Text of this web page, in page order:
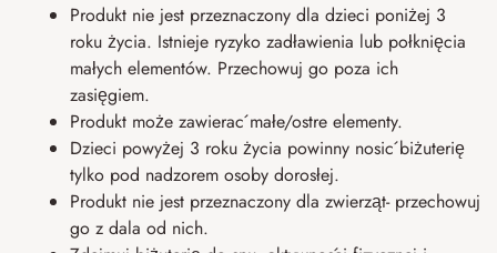
Produkt nie jest przeznaczony dla dzieci poniżej 3
roku życia. Istnieje ryzyko zadławienia lub połknięcia
małych elementów. Przechowuj go poza ich
zasięgiem.
Produkt może zawierać małe/ostre elementy.
Dzieci powyżej 3 roku życia powinny nosić biżuterię
tylko pod nadzorem osoby dorosłej.
Produkt nie jest przeznaczony dla zwierząt- przechowuj
go z dala od nich.